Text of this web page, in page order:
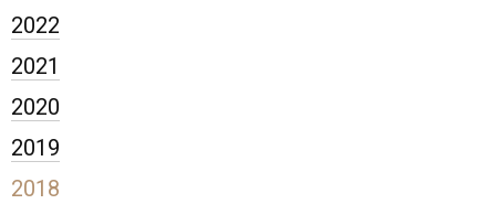
2022
2021
2020
2019
2018